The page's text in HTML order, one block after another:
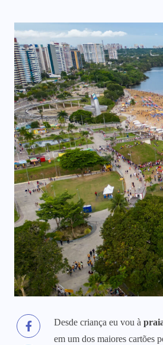
Desde criança eu vou à
em um dos maiores cartões